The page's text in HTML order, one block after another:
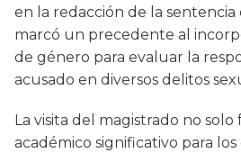
en la redacción de la sentencia
marcó un precedente al
de género para evaluar la
acusado en diversos delitos
La visita del magistrado no
académico significativo para